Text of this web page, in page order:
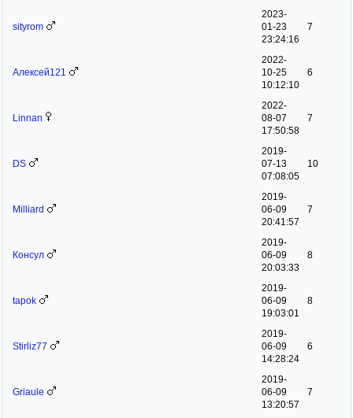
sityrom
2023-
01-23
23:24:16
7
Алексей121
2022-
10-25
10:12:10
6
Linnan
2022-
08-07
17:50:58
7
DS
2019-
07-13
07:08:05
10
Milliard
2019-
06-09
20:41:57
7
Консул
2019-
06-09
20:03:33
8
tapok
2019-
06-09
19:03:01
8
Stirliz77
2019-
06-09
14:28:24
6
Griaule
2019-
06-09
13:20:57
7